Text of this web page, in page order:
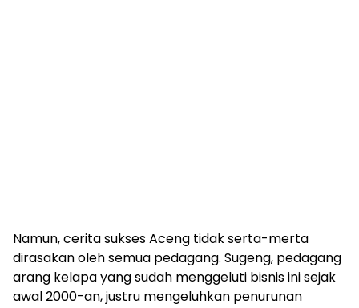
Namun, cerita sukses Aceng tidak serta-merta
dirasakan oleh semua pedagang. Sugeng, pedagang
arang kelapa yang sudah menggeluti bisnis ini sejak
awal 2000-an, justru mengeluhkan penurunan